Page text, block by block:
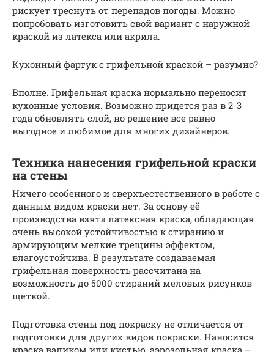
рискует треснуть от перепадов погоды. Можно
попробовать изготовить свой вариант с наружной
краской из латекса или акрила.
Кухонный фартук с грифельной краской – разумно?
Вполне. Грифельная краска нормально переносит
кухонные условия. Возможно придется раз в 2-3
года обновлять слой, но решение все равно
выгодное и любимое для многих дизайнеров.
Техника нанесения грифельной краски
на стены
Ничего особенного и сверхъестественного в работе с
данным видом краски нет. За основу её
производства взята латексная краска, обладающая
очень высокой устойчивостью к стиранию и
армирующим мелкие трещины эффектом,
влагоустойчива. В результате создаваемая
грифельная поверхность рассчитана на
возможность до 5000 стираний меловых рисунков
щеткой.
Подготовка стены под покраску не отличается от
подготовки для других видов покраски. Наносится